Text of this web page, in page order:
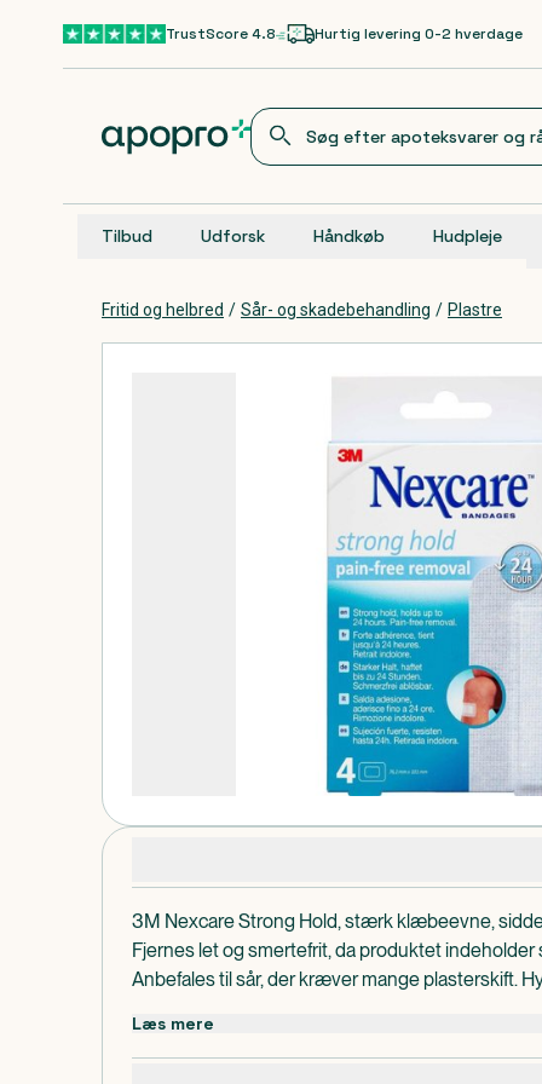
Gå til hovedindholdTrustScore 4.8 Hurtig levering 0-2 hverdage
Tilbud Udforsk Håndkøb Hudpleje
Fritid og helbred / Sår- og skadebehandling / Plastre
3M Nexcare Strong Hold, stærk klæbeevne,
Fjernes let og smertefrit, da produktet
Anbefales til sår, der kræver mange plasterskift.
Velegnet til følsom hud. Stærk klæbevene, men
børn og ældre mennesker. Kan fjernes skånsomt
Læs mere